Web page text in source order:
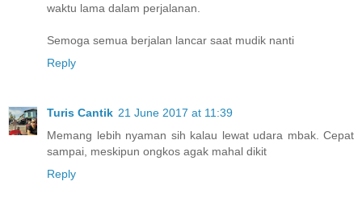
waktu lama dalam perjalanan.
Semoga semua berjalan lancar saat mudik nanti
Reply
Turis Cantik 21 June 2017 at 11:39
Memang lebih nyaman sih kalau lewat udara mbak. Cepat
sampai, meskipun ongkos agak mahal dikit
Reply